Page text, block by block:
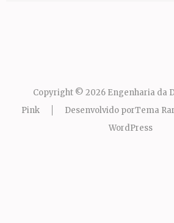
Copyright © 2026 Engenharia da
Pink
Desenvolvido porTema
WordPress